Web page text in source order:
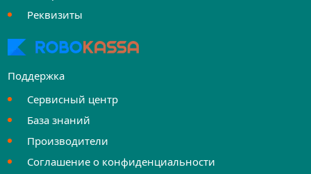
Реквизиты
Поддержка
Сервисный центр
База знаний
Производители
Соглашение о конфиденциальности